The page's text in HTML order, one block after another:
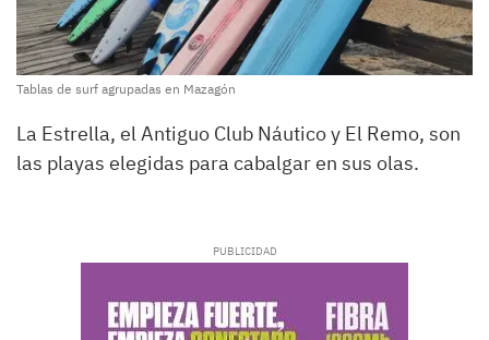
Tablas de surf agrupadas en Mazagón
La Estrella, el Antiguo Club Náutico y El Remo, son
las playas elegidas para cabalgar en sus olas.